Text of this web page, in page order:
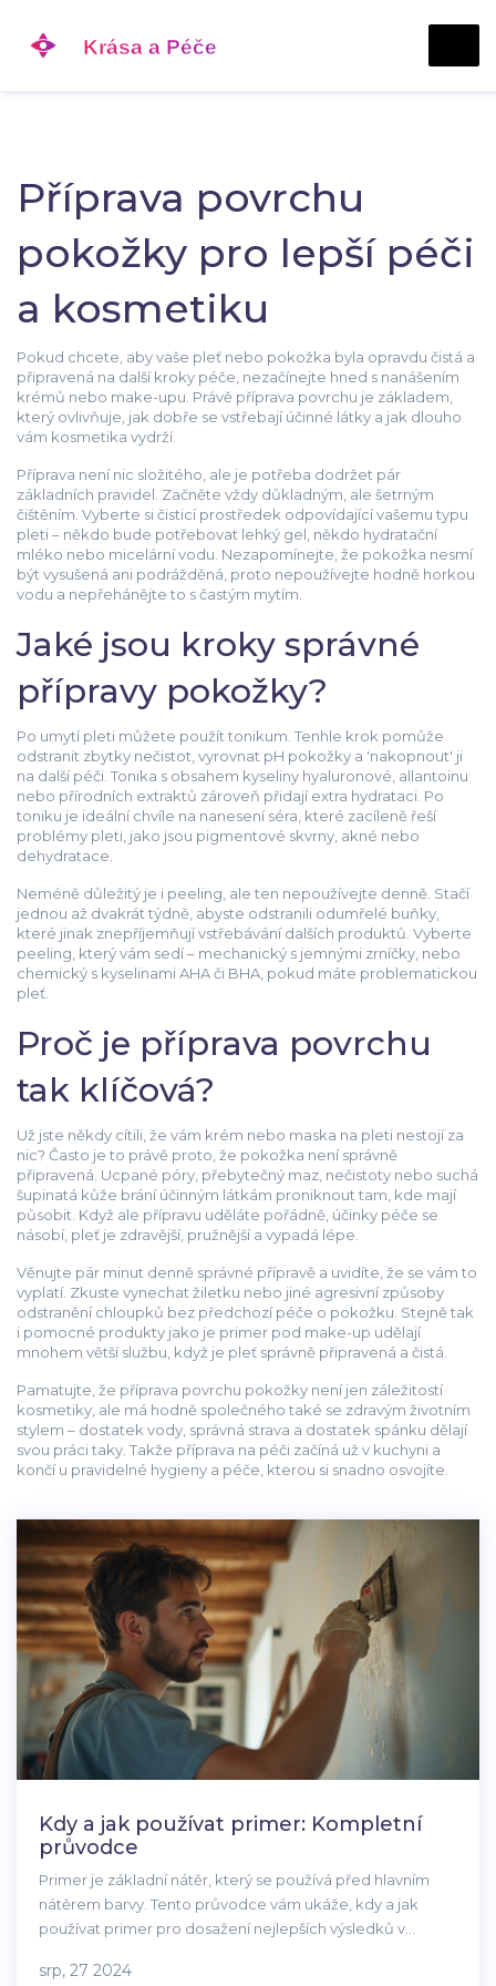
Příprava povrchu
pokožky pro lepší péči
a kosmetiku
Pokud chcete, aby vaše pleť nebo pokožka byla opravdu čistá a
připravená na další kroky péče, nezačínejte hned s nanášením
krémů nebo make-upu. Právě příprava povrchu je základem,
který ovlivňuje, jak dobře se vstřebají účinné látky a jak dlouho
vám kosmetika vydrží.
Příprava není nic složitého, ale je potřeba dodržet pár
základních pravidel. Začněte vždy důkladným, ale šetrným
čištěním. Vyberte si čisticí prostředek odpovídající vašemu typu
pleti – někdo bude potřebovat lehký gel, někdo hydratační
mléko nebo micelární vodu. Nezapomínejte, že pokožka nesmí
být vysušená ani podrážděná, proto nepoužívejte hodně horkou
vodu a nepřehánějte to s častým mytím.
Jaké jsou kroky správné
přípravy pokožky?
Po umytí pleti můžete použít tonikum. Tenhle krok pomůže
odstranit zbytky nečistot, vyrovnat pH pokožky a 'nakopnout' ji
na další péči. Tonika s obsahem kyseliny hyaluronové, allantoinu
nebo přírodních extraktů zároveň přidají extra hydrataci. Po
toniku je ideální chvíle na nanesení séra, které zacíleně řeší
problémy pleti, jako jsou pigmentové skvrny, akné nebo
dehydratace.
Neméně důležitý je i peeling, ale ten nepoužívejte denně. Stačí
jednou až dvakrát týdně, abyste odstranili odumřelé buňky,
které jinak znepříjemňují vstřebávání dalších produktů. Vyberte
peeling, který vám sedí – mechanický s jemnými zrníčky, nebo
chemický s kyselinami AHA či BHA, pokud máte problematickou
pleť.
Proč je příprava povrchu
tak klíčová?
Už jste někdy cítili, že vám krém nebo maska na pleti nestojí za
nic? Často je to právě proto, že pokožka není správně
připravená. Ucpané póry, přebytečný maz, nečistoty nebo suchá
šupinatá kůže brání účinným látkám proniknout tam, kde mají
působit. Když ale přípravu uděláte pořádně, účinky péče se
násobí, pleť je zdravější, pružnější a vypadá lépe.
Věnujte pár minut denně správné přípravě a uvidíte, že se vám to
vyplatí. Zkuste vynechat žiletku nebo jiné agresivní způsoby
odstranění chloupků bez předchozí péče o pokožku. Stejně tak
i pomocné produkty jako je primer pod make-up udělají
mnohem větší službu, když je pleť správně připravená a čistá.
Pamatujte, že příprava povrchu pokožky není jen záležitostí
kosmetiky, ale má hodně společného také se zdravým životním
stylem – dostatek vody, správná strava a dostatek spánku dělají
svou práci taky. Takže příprava na péči začíná už v kuchyni a
končí u pravidelné hygieny a péče, kterou si snadno osvojíte.
Kdy a jak používat primer: Kompletní
průvodce
Primer je základní nátěr, který se používá před hlavním
nátěrem barvy. Tento průvodce vám ukáže, kdy a jak
používat primer pro dosažení nejlepších výsledků v
tipy a triky, jak zajistit, aby vaše malování bylo trvanlivé a
srp, 27 2024